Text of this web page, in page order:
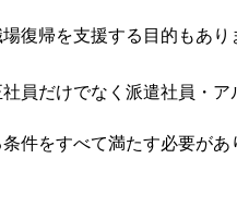
復帰を支援する目的もあ
員だけでなく派遣社員・
件をすべて満たす必要があ